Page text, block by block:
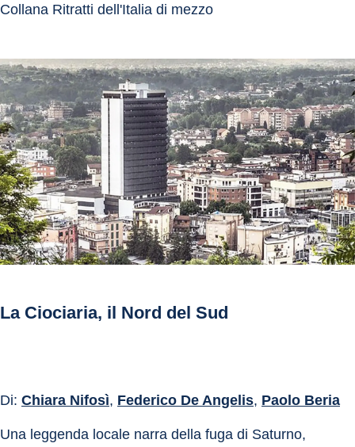
Collana Ritratti dell'Italia di mezzo
La Ciociaria, il Nord del Sud
Di: Chiara Nifosì, Federico De Angelis, Paolo Beria
Una leggenda locale narra della fuga di Saturno,